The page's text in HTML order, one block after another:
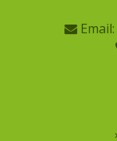
Email: